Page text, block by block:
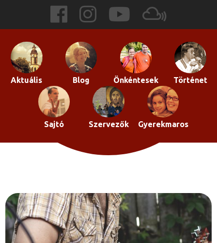
content
Aktuális Blog Önkéntesek Történet
Sajtó Szervezők Gyerekmaros